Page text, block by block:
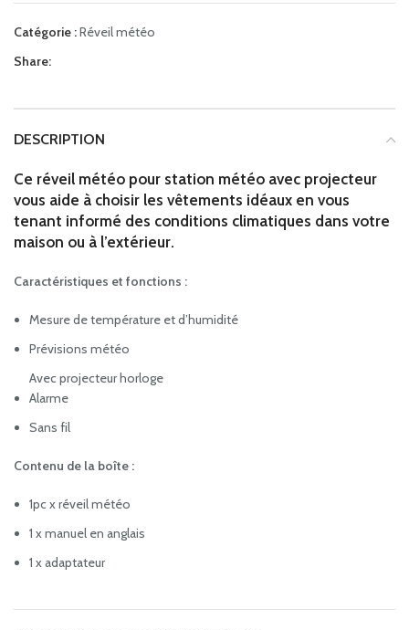
Catégorie :Réveil météo
Share:
DESCRIPTION
Ce réveil météo pour station météo avec projecteur
vous aide à choisir les vêtements idéaux en vous
tenant informé des conditions climatiques dans votre
maison ou à l’extérieur.
Caractéristiques et fonctions :
Mesure de température et d’humidité
Prévisions météo
Avec projecteur horloge
Alarme
Sans fil
Contenu de la boîte :
1pc x réveil météo
1 x manuel en anglais
1 x adaptateur